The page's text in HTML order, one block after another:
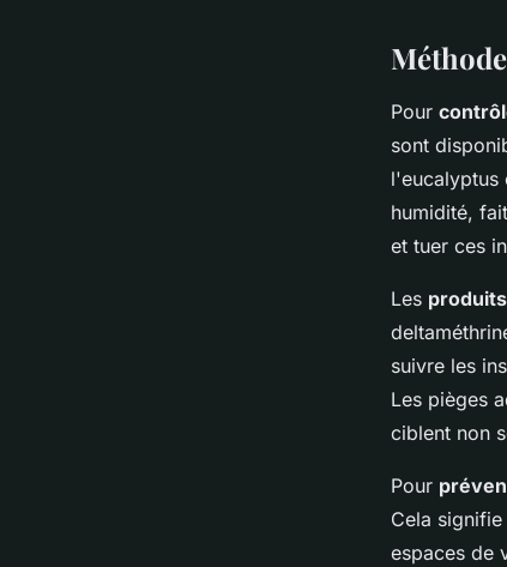
Pour
sont
l'eucalyptus
humidité,
et tuer ces
Les
suivre les
Les pièges
ciblent non
Pour
Cela
espaces de